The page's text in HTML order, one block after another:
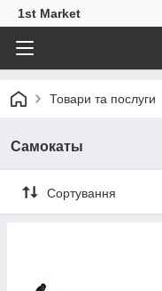
1st Market
Товари та послуги
Самокаты
Сортування